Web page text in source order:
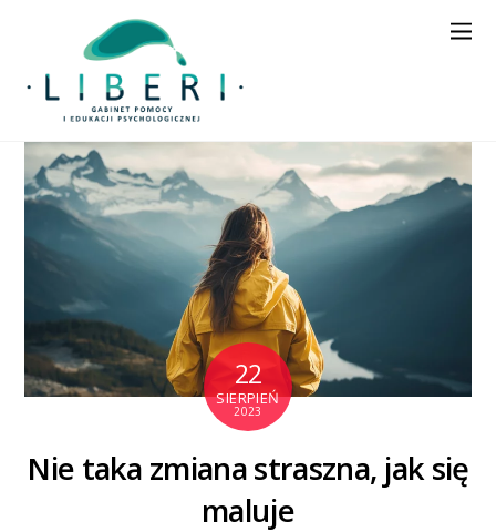
22
SIERPIEŃ
2023
Nie taka zmiana straszna, jak się
maluje